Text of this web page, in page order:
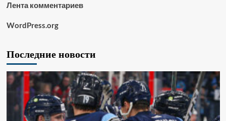
Лента комментариев
WordPress.org
Последние новости